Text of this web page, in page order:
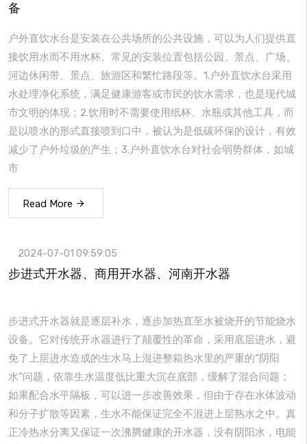
备
户外直饮水台是安装在公共场所的公共设施，可以为人们提供直
接饮用水而不用水杯。常见的安装位置包括公园、景点、广场、
河边休闲带、景点、旅游区和繁忙路段等。1.户外直饮水台采用
水处理净化系统，满足健康游客或市民的饮水需求，也是现代城
市文明的体现；2.饮用时不需要使用纸杯、水瓶或其他工具，而
是以喷水的形式直接喷到口中，被认为是低碳环保的设计，有效
减少了户外垃圾的产生；3.户外直饮水台对社会弱势群体，如城
市
Read More
2024-07-01 09:59:05
步进式开水器、商用开水器、河南开水器
步进式开水器就是逐层补水，逐步加热直至水被烧开的节能烧水
设备。它对传统开水器进行了颠覆性的革命，采用底层进水，避
免了上层进水造成的生水马上混进整箱热水里的严重的“阴阳
水”问题，依靠生水温度低比重大沉在底部，缓解了混合问题；
如果配合水平隔板，可以进一步改善效果，但由于存在水体波动
和分子扩散等因素，生水不能保证完全不混进上层熟水之中。真
正冷热水分离又保证一次沸腾健康的开水器，没有阴阳水，电能